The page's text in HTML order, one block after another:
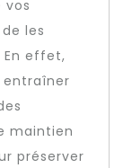
vos
les
En effet,
maintien
préserver